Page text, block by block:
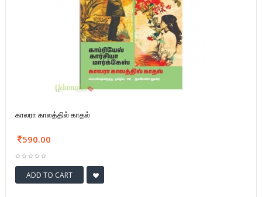
காலரா காலத்தில் காதல்
590.00
ADD TO CART